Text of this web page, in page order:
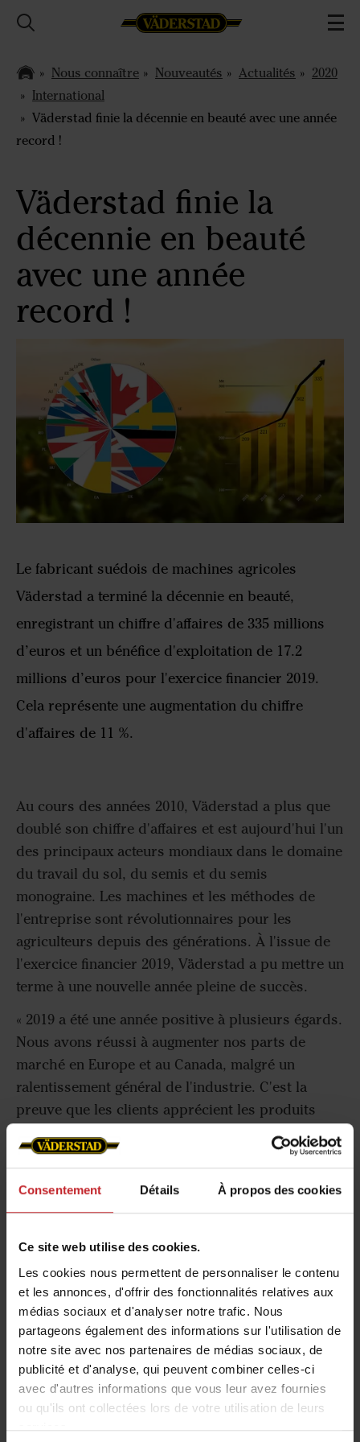
Consentement Détails À propos des cookies
Ce site web utilise des cookies.
Les cookies nous permettent de personnaliser le contenu
et les annonces, d'offrir des fonctionnalités relatives aux
médias sociaux et d'analyser notre trafic. Nous
partageons également des informations sur l'utilisation de
notre site avec nos partenaires de médias sociaux, de
publicité et d'analyse, qui peuvent combiner celles-ci
avec d'autres informations que vous leur avez fournies
ou qu'ils ont collectées lors de votre utilisation de leurs
services.
Nous connaître Nouveautés Actualités
2020
International
Väderstad finie la décennie en beauté avec une année
record !
Väderstad finie la
décennie en beauté
avec une année
record !
Le fabricant suédois de machines agricoles
Väderstad a terminé la décennie en beauté,
enregistrant un chiffre d'affaires de 335 millions
d’euros et un bénéfice d'exploitation de 17.2
millions d’euros pour l'exercice financier 2019.
Cela représente une augmentation du chiffre
d'affaires de 11 %.
Au cours des années 2010, Väderstad a plus que
doublé son chiffre d'affaires et est aujourd'hui l'un
des principaux acteurs mondiaux dans le domaine
du travail du sol, du semis et du semis
monograine. Les machines et les méthodes de
l'entreprise sont révolutionnaires pour les
agriculteurs depuis des générations. À l'issue de
l'exercice financier 2019, Väderstad a pu mettre un
terme à une nouvelle année pleine de succès.
« 2019 a été une année positive à plusieurs égards.
Nous avons réussi à augmenter nos parts de
marché en Europe et au Canada, malgré un
ralentissement général de l'industrie. C'est la
preuve que les clients apprécient les produits
haut de gamme qui durent dans le temps, sont
faciles à utiliser et donnent de meilleurs
Väderstad.
et 8% de son chiffre d'affaires dans la recherche
et développement.
« Le développement produit est le cœur de notre
activité et un investissement qui s'est avéré
rentable à long terme, nous permettant de
maintenir notre position de leader », déclare Mats.